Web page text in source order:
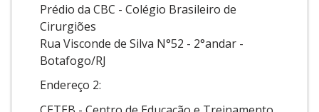
Prédio da CBC - Colégio Brasileiro de
Cirurgiões
Rua Visconde de Silva N°52 - 2°andar -
Botafogo/RJ
Endereço 2: